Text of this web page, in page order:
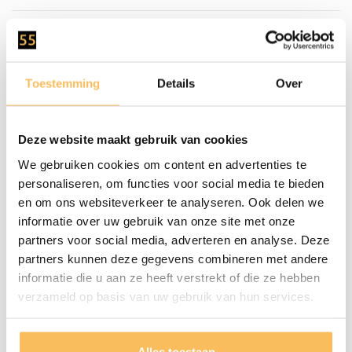
Toestemming Details Over
Deze website maakt gebruik van cookies
We gebruiken cookies om content en advertenties te
personaliseren, om functies voor social media te bieden
en om ons websiteverkeer te analyseren. Ook delen we
informatie over uw gebruik van onze site met onze
partners voor social media, adverteren en analyse. Deze
partners kunnen deze gegevens combineren met andere
informatie die u aan ze heeft verstrekt of die ze hebben
verzameld op basis van uw gebruik van hun services.
Aantal Kraangaten
Montage
Onderhoud
Door De Luchtvochtigheid En
Temperatuur Verschil Kan Het Hout
Altijd Nog Iets Werken, Wij Raden
Aan De Lades Na Installatie
Nauwkeurig Af Te Stellen.